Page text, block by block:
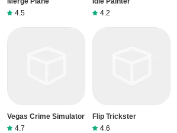
4.5
4.2
Vegas Crime Simulator
4.7
Flip Trickster
4.6